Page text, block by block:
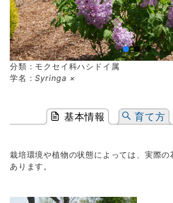
分類：モクセイ科ハシドイ属
学名：Syringa ×
基本情報 育て方
栽培環境や植物の状態によっては、実際
あります。